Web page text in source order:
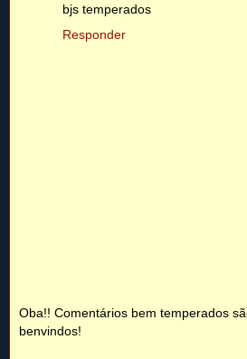
bjs temperados
Responder
Oba!! Comentários bem temperados
benvindos!